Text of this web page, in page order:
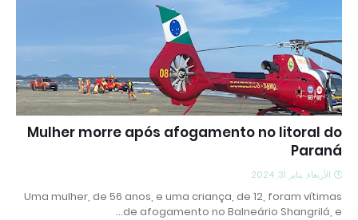
Mulher morre após afogamento no litoral do
Paraná
الأربعاء, يناير 31, 2024
Uma mulher, de 56 anos, e uma criança, de 12, foram vítimas
de afogamento no Balneário Shangrilá, e…